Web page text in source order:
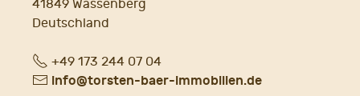
41849 Wassenberg
Deutschland
Fon+49 173 244 07 04
E- info@torsten-baer-immobilien.de